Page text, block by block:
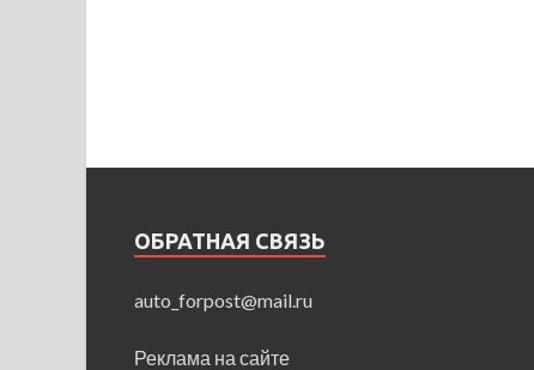
ОБРАТНАЯ СВЯЗЬ
auto_forpost@mail.ru
Реклама на сайте